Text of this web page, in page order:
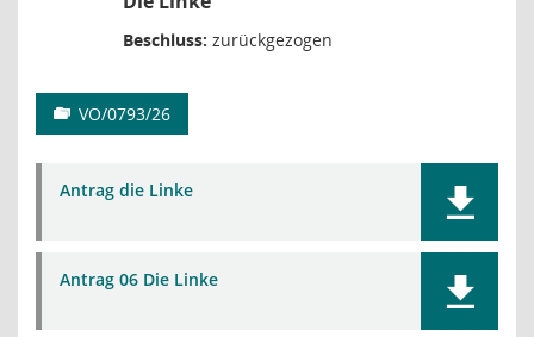
Beschluss: zurückgezogen
VO/0793/26
Antrag die Linke
Antrag 06 Die Linke